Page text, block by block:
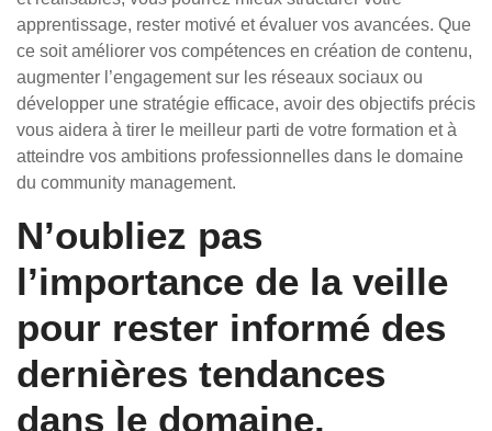
apprentissage, rester motivé et évaluer vos avancées. Que
ce soit améliorer vos compétences en création de contenu,
augmenter l’engagement sur les réseaux sociaux ou
développer une stratégie efficace, avoir des objectifs précis
vous aidera à tirer le meilleur parti de votre formation et à
atteindre vos ambitions professionnelles dans le domaine
du community management.
N’oubliez pas
l’importance de la veille
pour rester informé des
dernières tendances
dans le domaine.